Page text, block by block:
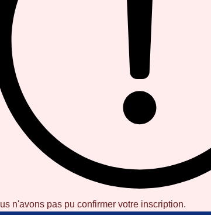
n'avons pas pu confirmer votre inscription.